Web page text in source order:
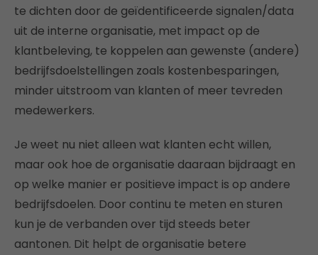
te dichten door de geïdentificeerde signalen/data
uit de interne organisatie, met impact op de
klantbeleving, te koppelen aan gewenste (andere)
bedrijfsdoelstellingen zoals kostenbesparingen,
minder uitstroom van klanten of meer tevreden
medewerkers.
Je weet nu niet alleen wat klanten echt willen,
maar ook hoe de organisatie daaraan bijdraagt en
op welke manier er positieve impact is op andere
bedrijfsdoelen. Door continu te meten en sturen
kun je de verbanden over tijd steeds beter
aantonen. Dit helpt de organisatie betere